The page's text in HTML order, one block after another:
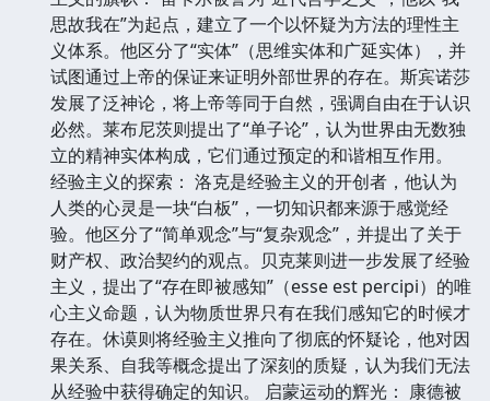
思故我在”为起点，建立了一个以怀疑为方法的理性主
义体系。他区分了“实体”（思维实体和广延实体），并
试图通过上帝的保证来证明外部世界的存在。斯宾诺莎
发展了泛神论，将上帝等同于自然，强调自由在于认识
必然。莱布尼茨则提出了“单子论”，认为世界由无数独
立的精神实体构成，它们通过预定的和谐相互作用。
经验主义的探索： 洛克是经验主义的开创者，他认为
人类的心灵是一块“白板”，一切知识都来源于感觉经
验。他区分了“简单观念”与“复杂观念”，并提出了关于
财产权、政治契约的观点。贝克莱则进一步发展了经验
主义，提出了“存在即被感知”（esse est percipi）的唯
心主义命题，认为物质世界只有在我们感知它的时候才
存在。休谟则将经验主义推向了彻底的怀疑论，他对因
果关系、自我等概念提出了深刻的质疑，认为我们无法
从经验中获得确定的知识。 启蒙运动的辉光： 康德被